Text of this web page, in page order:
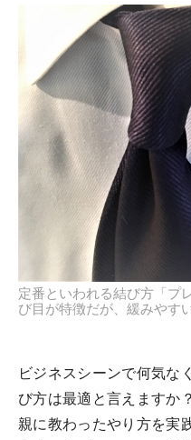
定番といわれる結び方「プ
び目が特徴だが、緩みやす
ビジネスシーンで何気な
び方は最適と言えますか
親に教わったやり方を実